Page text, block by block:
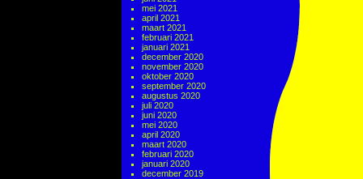
mei 2021
april 2021
maart 2021
februari 2021
januari 2021
december 2020
november 2020
oktober 2020
september 2020
augustus 2020
juli 2020
juni 2020
mei 2020
april 2020
maart 2020
februari 2020
januari 2020
december 2019